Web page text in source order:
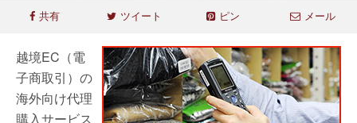
共有 ツイート ピン メール
越境EC（電
子商取引）の
海外向け代理
購入サービス